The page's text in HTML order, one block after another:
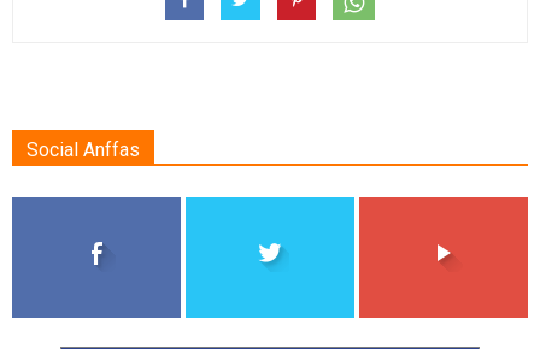
Social Anffas